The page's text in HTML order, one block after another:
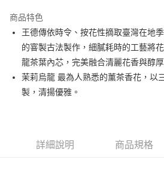
Apple Pay
街口支付
悠遊付
Google Pay
大哥付你分期
商品特色
王德傳依時令、按花性摘取臺灣在地
的窨製古法製作，細膩耗時的工藝將
龍茶葉內芯，完美融合清麗花香與醇厚
茉莉烏龍 最為人熟悉的薰茶香花，以
製，清揚優雅。
詳細說明 商品規格